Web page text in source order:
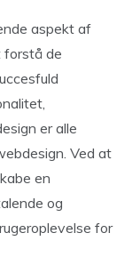
aspekt af
de
er alle
Ved at
en
og
for